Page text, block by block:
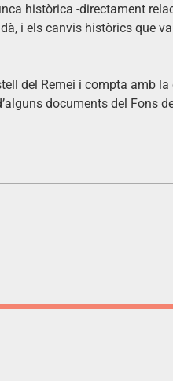
històrica -directament
i els canvis històrics que
del Remei i compta amb la
documents del Fons